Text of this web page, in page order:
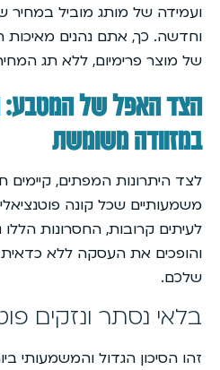
ועמידה של מותג מוביל
וחדשה. כך, אתם נהנים מאיכות
של מוצר פרימיום, ללא תג
הצד האפל של המטבע:
במזוודה משומשת
לצד היתרונות המפתים, קיימים
משמעותיים שכל קונה
לעיתים קרובות, החסרונות הללו
והופכים את העסקה ללא כדאית
שלכם.
בלאי נסתר ונזקים
זהו הסיכון הגדול והמשמעותי